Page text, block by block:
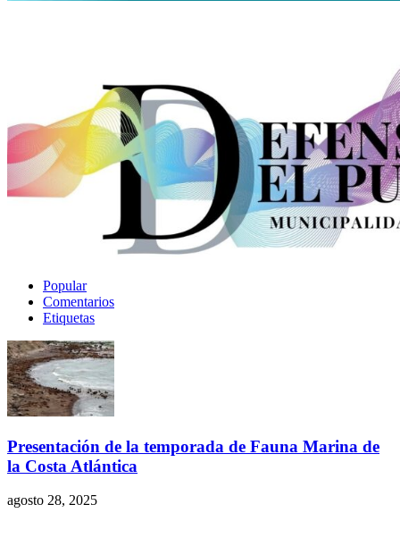
Popular
Comentarios
Etiquetas
Presentación de la temporada de Fauna Marina de
la Costa Atlántica
agosto 28, 2025